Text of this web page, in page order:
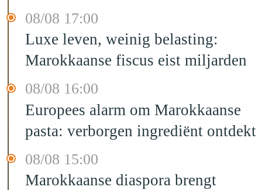
08/08 17:00
Luxe leven, weinig belasting:
Marokkaanse fiscus eist miljarden
08/08 16:00
Europees alarm om Marokkaanse
pasta: verborgen ingrediënt ontdekt
08/08 15:00
Marokkaanse diaspora brengt